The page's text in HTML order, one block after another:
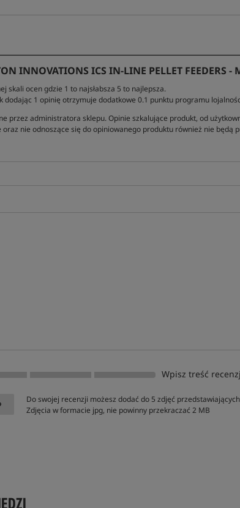
INNOVATIONS ICS IN-LINE PELLET FEEDERS -
skali ocen gdzie 1 to najsłabsza 5 to najlepsza.
dodając 1 opinię otrzymuje dodatkowe 0.1 punktu programu
przez administratora sklepu. Opinie szkalujące produkt, od
nie odnoszące się do opiniowanego produktu również nie będą
Wpisz treść
Do swojej recenzji możesz dodać do 5 zdjęć
Zdjęcia w formacie jpg, nie powinny przekraczać 2 MB